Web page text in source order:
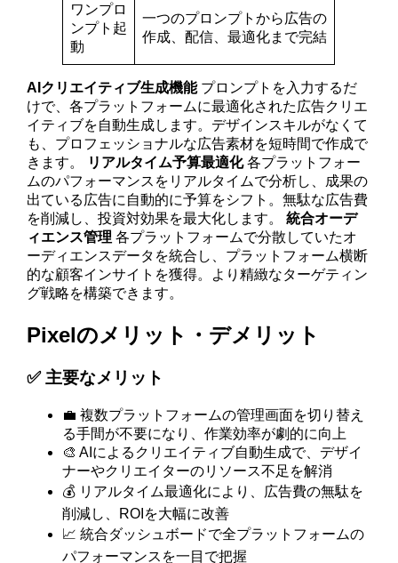
ワンプロ
ンプト起
動
一つのプロンプトから広告の
作成、配信、最適化まで完結
AIクリエイティブ生成機能プロンプトを入力するだ
けで、各プラットフォームに最適化された広告クリエ
イティブを自動生成します。デザインスキルがなくて
も、プロフェッショナルな広告素材を短時間で作成で
きます。
リアルタイム予算最適化各プラットフォー
ムのパフォーマンスをリアルタイムで分析し、成果の
出ている広告に自動的に予算をシフト。無駄な広告費
を削減し、投資対効果を最大化します。統合オーデ
ィエンス管理 各プラットフォームで分散していたオ
ーディエンスデータを統合し、プラットフォーム横断
的な顧客インサイトを獲得。より精緻なターゲティン
グ戦略を構築できます。
Pixelのメリット・デメリット
✅ 主要なメリット
💼 複数プラットフォームの管理画面を切り替え
る手間が不要になり、作業効率が劇的に向上
🎨 AIによるクリエイティブ自動生成で、デザイ
ナーやクリエイターのリソース不足を解消
💰 リアルタイム最適化により、広告費の無駄を
削減し、ROIを大幅に改善
📈 統合ダッシュボードで全プラットフォームの
パフォーマンスを一目で把握